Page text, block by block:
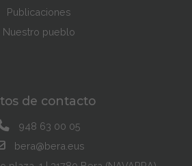
Publicaciones
Nuestro pueblo
de contacto
948 63 00 05
bera@bera.eus